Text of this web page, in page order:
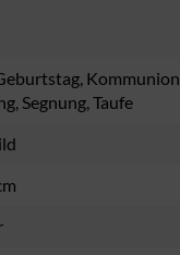
, Kommunion
, Segnung , Taufe